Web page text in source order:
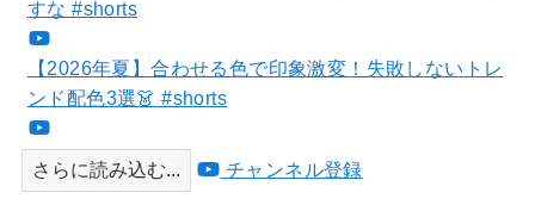
すな #shorts
【2026年夏】合わせる色で印象激変！失敗しないトレ
ンド配色3選👗 #shorts
さらに読み込む... チャンネル登録